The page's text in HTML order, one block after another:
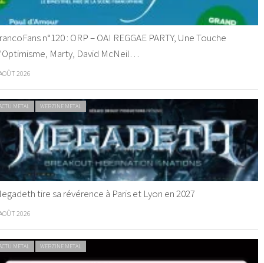
n°120 : ORP – OAI REGGAE PARTY, Une Touche
Marty, David McNeil…
2026
METAL WEBZINE METAL
tire sa révérence à Paris et Lyon en 2027
2026
METAL WEBZINE METAL